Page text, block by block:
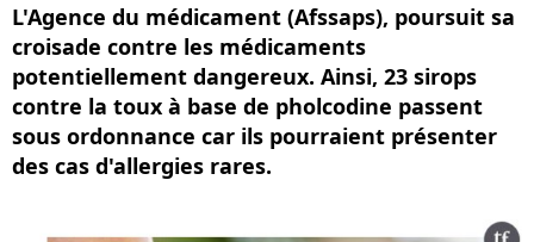
L'Agence du médicament (Afssaps), poursuit sa
croisade contre les médicaments
potentiellement dangereux. Ainsi, 23 sirops
contre la toux à base de pholcodine passent
sous ordonnance car ils pourraient présenter
des cas d'allergies rares.